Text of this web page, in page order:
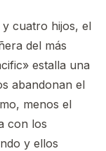
cuatro hijos, el
del más
estalla una
abandonan el
menos el
con los
y ellos